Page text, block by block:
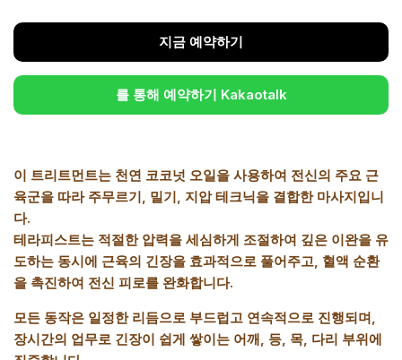
지금 예약하기
를 통해 예약하기 Kakaotalk
이 트리트먼트는 천연 코코넛 오일을 사용하여 전신의 주요 근
육군을 따라 주무르기, 밀기, 지압 테크닉을 결합한 마사지입니
다.
테라피스트는 적절한 압력을 세심하게 조절하여 깊은 이완을 유
도하는 동시에 근육의 긴장을 효과적으로 풀어주고, 혈액 순환
을 촉진하여 전신 피로를 완화합니다.
모든 동작은 일정한 리듬으로 부드럽고 연속적으로 진행되며,
장시간의 업무로 긴장이 쉽게 쌓이는 어깨, 등, 목, 다리 부위에